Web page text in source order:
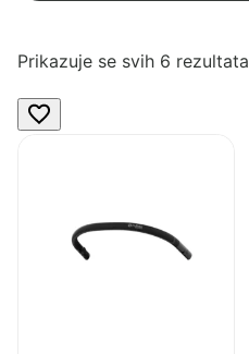
Prikazuje se svih 6 rezultata
proizvod